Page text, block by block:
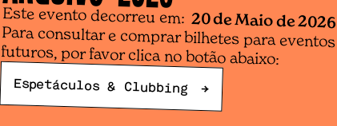
Este evento decorreu em: 20 de Maio de 2026
Para consultar e comprar bilhetes para eventos
futuros, por favor clica no botão abaixo:
Espetáculos & Clubbing →